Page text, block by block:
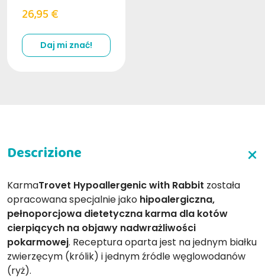
26,95 €
Daj mi znać!
KarmaTrovet Hypoallergenic with Rabbit została
opracowana specjalnie jako hipoalergiczna,
pełnoporcjowa dietetyczna karma dla kotów
cierpiących na objawy nadwrażliwości
pokarmowej. Receptura oparta jest na jednym białku
zwierzęcym (królik) i jednym źródle węglowodanów
(ryż).